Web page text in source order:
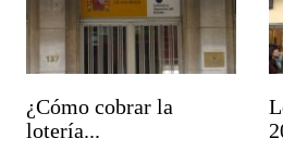
vs Agilidad: ¿Por qué el
12 de diciembre de 2025
Cómo aprovechar esta opción
¿Cómo cobrar la
lotería...